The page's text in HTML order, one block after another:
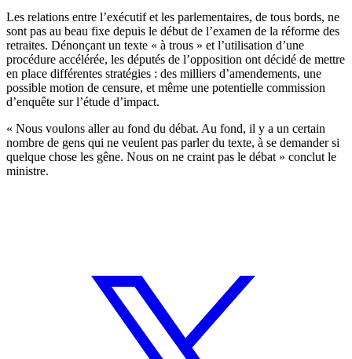
Les relations entre l’exécutif et les parlementaires, de tous bords, ne
sont pas au beau fixe depuis le début de l’examen de la réforme des
retraites. Dénonçant un texte « à trous » et l’utilisation d’une
procédure accélérée, les députés de l’opposition ont décidé de mettre
en place différentes stratégies : des milliers d’amendements, une
possible motion de censure, et même une potentielle commission
d’enquête sur l’étude d’impact.
« Nous voulons aller au fond du débat. Au fond, il y a un certain
nombre de gens qui ne veulent pas parler du texte, à se demander si
quelque chose les gêne. Nous on ne craint pas le débat » conclut le
ministre.